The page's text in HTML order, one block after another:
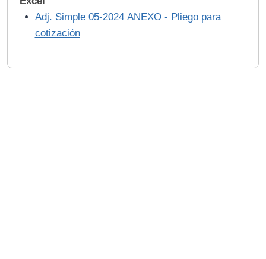
Adj. Simple 05-2024 ANEXO - Pliego para
cotización